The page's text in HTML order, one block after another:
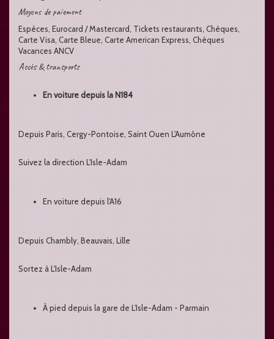
Moyens de paiement
Espèces, Eurocard / Mastercard, Tickets restaurants, Chèques,
Carte Visa, Carte Bleue, Carte American Express, Chèques
Vacances ANCV
Accès & transports
En voiture depuis la N184
Depuis Paris, Cergy-Pontoise, Saint Ouen L'Aumône
Suivez la direction L'Isle-Adam
En voiture depuis l'A16
Depuis Chambly, Beauvais, Lille
Sortez à L'Isle-Adam
À pied depuis la gare de L'Isle-Adam - Parmain